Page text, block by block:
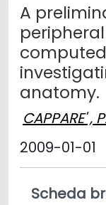
A
anatomy.
CAPPARE' ,
2009-01-01
Scheda